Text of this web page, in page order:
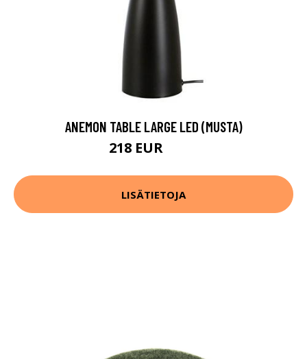
ANEMON TABLE LARGE LED (MUSTA)
218 EUR
LISÄTIETOJA